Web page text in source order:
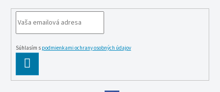
Súhlasím s podmienkami ochrany osobných údajov
SE